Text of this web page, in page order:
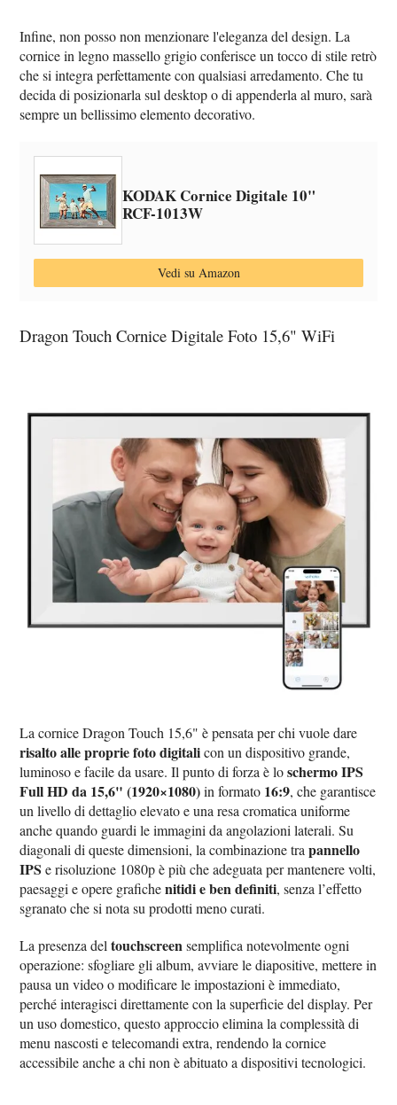
Infine, non posso non menzionare l'eleganza del design. La
cornice in legno massello grigio conferisce un tocco di stile retrò
che si integra perfettamente con qualsiasi arredamento. Che tu
decida di posizionarla sul desktop o di appenderla al muro, sarà
sempre un bellissimo elemento decorativo.
KODAK Cornice Digitale 10"
‎RCF-1013W
Vedi su Amazon
Dragon Touch Cornice Digitale Foto 15,6" WiFi
La cornice Dragon Touch 15,6" è pensata per chi vuole dare
risalto alle proprie foto digitalicon un dispositivo grande,
luminoso e facile da usare. Il punto di forza è loschermo IPS
Full HD da 15,6" (1920×1080)in formato 16:9, che garantisce
un livello di dettaglio elevato e una resa cromatica uniforme
anche quando guardi le immagini da angolazioni laterali. Su
diagonali di queste dimensioni, la combinazione trapannello
IPS e risoluzione 1080p è più che adeguata per mantenere volti,
paesaggi e opere grafichenitidi e ben definiti, senza l’effetto
sgranato che si nota su prodotti meno curati.
La presenza deltouchscreensemplifica notevolmente ogni
operazione: sfogliare gli album, avviare le diapositive, mettere in
pausa un video o modificare le impostazioni è immediato,
perché interagisci direttamente con la superficie del display. Per
un uso domestico, questo approccio elimina la complessità di
menu nascosti e telecomandi extra, rendendo la cornice
accessibile anche a chi non è abituato a dispositivi tecnologici.